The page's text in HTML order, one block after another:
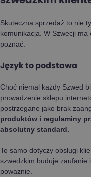
Skuteczna sprzedaż to nie
komunikacja. W Szwecji
poznać.
Język to podstawa
Choć niemal każdy Szwed
prowadzenie sklepu
postrzegane jako brak
produktów i regulaminy
absolutny standard.
To samo dotyczy obsługi
szwedzkim buduje zaufanie
poważnie.